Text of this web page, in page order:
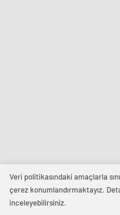
Veri politikasındaki amaçlarla
çerez konumlandırmaktayız.
inceleyebilirsiniz.